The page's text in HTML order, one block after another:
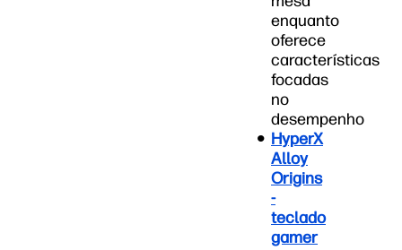
enquanto
oferece
características
focadas
no
desempenho
HyperX
Alloy
Origins
-
teclado
gamer